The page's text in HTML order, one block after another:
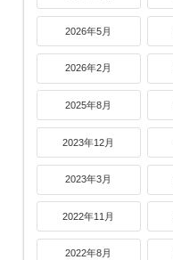
2026年5月
2026年2月
2025年8月
2023年12月
2023年3月
2022年11月
2022年8月